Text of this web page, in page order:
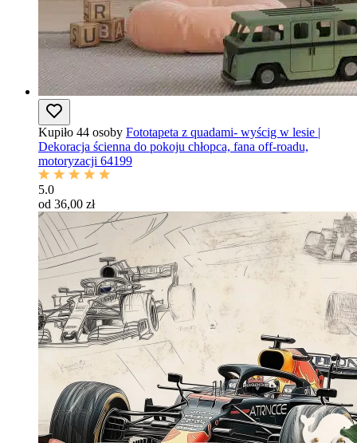
Kupiło 44 osoby Fototapeta z quadami- wyścig w lesie |
Dekoracja ścienna do pokoju chłopca, fana off-roadu,
motoryzacji 64199
5.0
od 36,00 zł